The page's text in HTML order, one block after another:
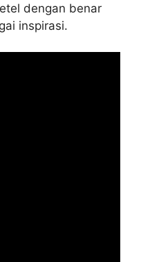
dengan benar
inspirasi.